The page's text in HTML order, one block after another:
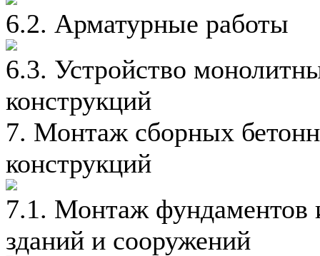
6.2. Арматурные работы
6.3. Устройство
конструкций
7. Монтаж сборных
конструкций
7.1. Монтаж фундаментов
зданий и сооружений